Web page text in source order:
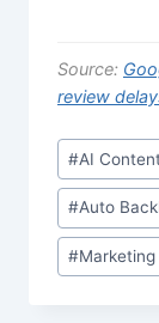
Source:
review
Post
Tags:
#AI
#Auto
#